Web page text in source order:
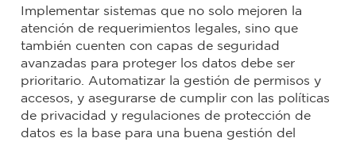
Implementar sistemas que no solo mejoren la
atención de requerimientos legales, sino que
también cuenten con capas de seguridad
avanzadas para proteger los datos debe ser
prioritario. Automatizar la gestión de permisos y
accesos, y asegurarse de cumplir con las políticas
de privacidad y regulaciones de protección de
datos es la base para una buena gestión del